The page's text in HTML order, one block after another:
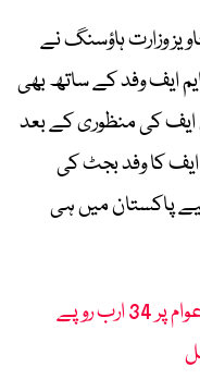
وزارت ہاؤسنگ نے
ایف وفد کے ساتھ بھی
ایف کی منظوری کے بعد
ایف کا وفد بجٹ کی
پاکستان میں ہی
’منی بجٹ‘: حکومت نے عوام پر 34 ارب روپے